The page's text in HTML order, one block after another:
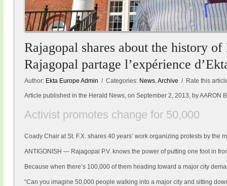
Rajagopal shares about the history
Rajagopal partage l’expérience
Author: Ekta Europe Admin / Categories: News,Archive / Rate this
Article published in the Herald News, on September 2, 2013, by AARON
Activist promotes change for 50,000
Coady Chair at St. F.X. shares 40 years’ work organizing protests by the
ANTIGONISH — Rajagopal P.V. knows the power of putting one foot in
Because when there’s 100,000 of them heading toward a major city
“Can you imagine 50,000 people walking into a major city and sitting